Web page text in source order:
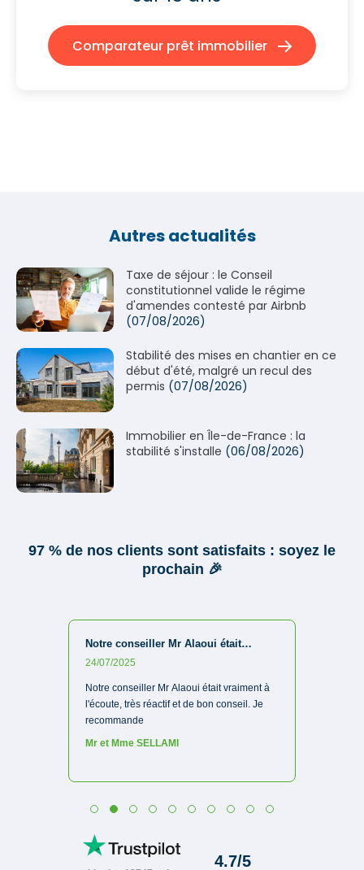
Comparateur prêt immobilier
Autres actualités
Taxe de séjour : le Conseil
constitutionnel valide le régime
d'amendes contesté par Airbnb
(07/08/2026)
Stabilité des mises en chantier en ce
début d'été, malgré un recul des
permis (07/08/2026)
Immobilier en Île-de-France : la
stabilité s'installe (06/08/2026)